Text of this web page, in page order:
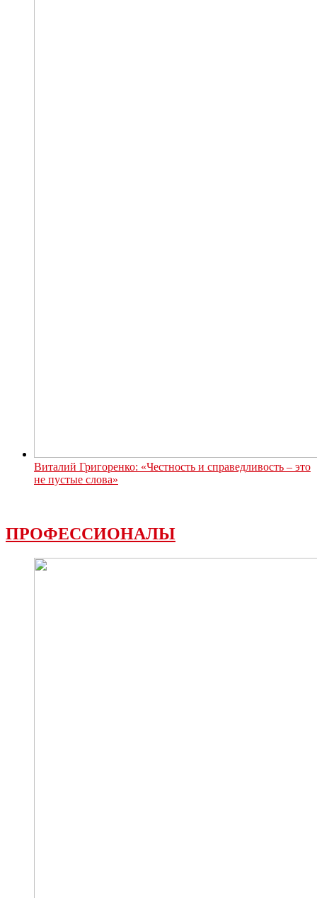
Виталий Григоренко: «Честность и справедливость – это
не пустые слова»
ПРОФЕССИОНАЛЫ